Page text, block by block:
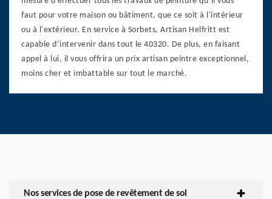
faut pour votre maison ou bâtiment, que ce soit à l'intérieur
ou à l'extérieur. En service à Sorbets, Artisan Helfritt est
capable d’intervenir dans tout le 40320. De plus, en faisant
appel à lui, il vous offrira un prix artisan peintre exceptionnel,
moins cher et imbattable sur tout le marché.
Nos services de pose de revêtement de sol